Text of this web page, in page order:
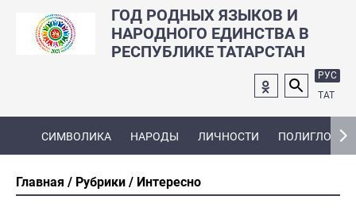
ГОД РОДНЫХ ЯЗЫКОВ И
НАРОДНОГО ЕДИНСТВА В
РЕСПУБЛИКЕ ТАТАРСТАН
РУС
ТАТ
СИМВОЛИКА НАРОДЫ ЛИЧНОСТИ ПОЛИГЛОТ
Главная Рубрики Интересно